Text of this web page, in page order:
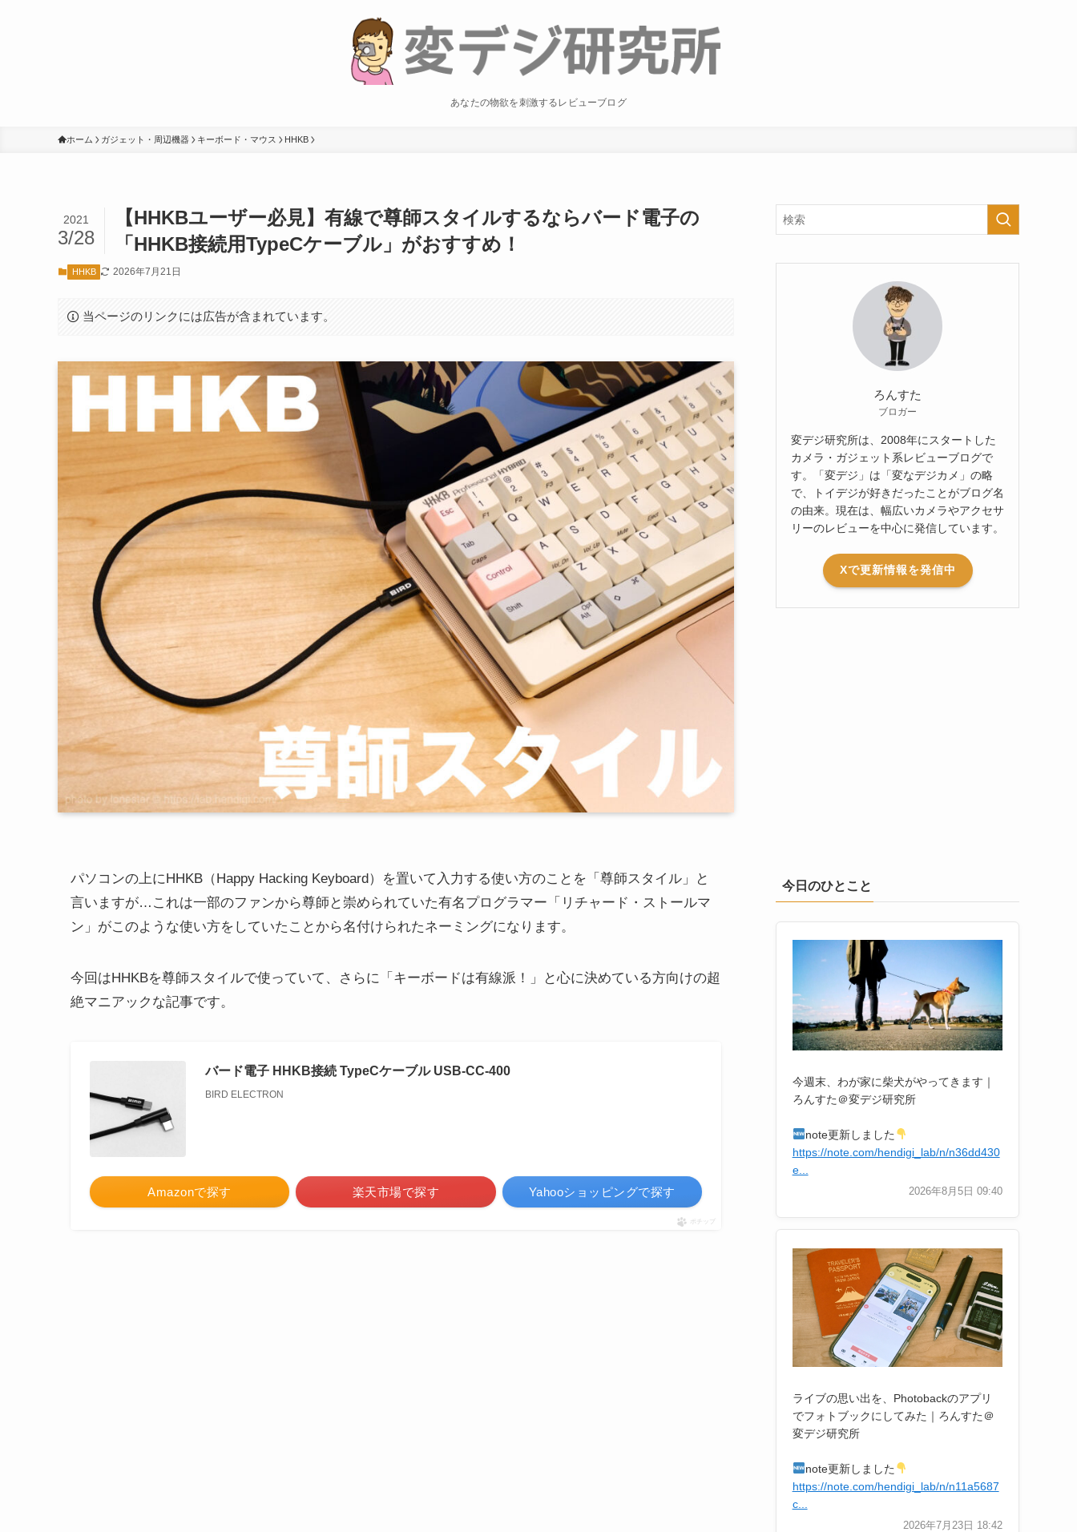
あなたの物欲を刺激するレビューブログ
ホーム ガジェット・周辺機器 キーボード・マウス HHKB
【HHKBユーザー必見】有線で尊師スタイルするならバード電子の
「HHKB接続用TypeCケーブル」がおすすめ！
2021
3/28
HHKB 2026年7月21日
当ページのリンクには広告が含まれています。
パソコンの上にHHKB（Happy Hacking Keyboard）を置いて入力する使い方のことを「尊師スタイル」と
言いますが…これは一部のファンから尊師と崇められていた有名プログラマー「リチャード・ストールマ
ン」がこのような使い方をしていたことから名付けられたネーミングになります。
今回はHHKBを尊師スタイルで使っていて、さらに「キーボードは有線派！」と心に決めている方向けの超
絶マニアックな記事です。
バード電子 HHKB接続 TypeCケーブル USB-CC-400
BIRD ELECTRON
Amazonで探す 楽天市場で探す Yahooショッピングで探す
ポチップ
ろんすた
ブロガー
変デジ研究所は、2008年にスタートした
カメラ・ガジェット系レビューブログで
す。「変デジ」は「変なデジカメ」の略
で、トイデジが好きだったことがブログ名
の由来。現在は、幅広いカメラやアクセサ
リーのレビューを中心に発信しています。
Xで更新情報を発信中
今日のひとこと
今週末、わが家に柴犬がやってきます｜
ろんすた＠変デジ研究所
note更新しました
https://note.com/hendigi_lab/n/n36dd430
e...
2026年8月5日 09:40
ライブの思い出を、Photobackのアプリ
でフォトブックにしてみた｜ろんすた＠
変デジ研究所
note更新しました
https://note.com/hendigi_lab/n/n11a5687
c...
2026年7月23日 18:42